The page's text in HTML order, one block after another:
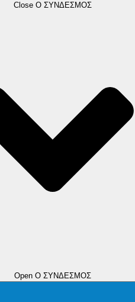
Close Ο ΣΥΝΔΕΣΜΟΣ
Open Ο ΣΥΝΔΕΣΜΟΣ